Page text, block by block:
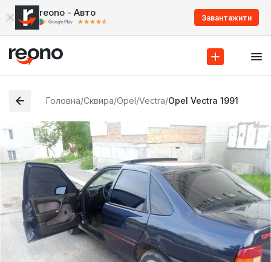
reono - Авто Завантажити
Головна/Сквира/Opel/Vectra/Opel Vectra 1991